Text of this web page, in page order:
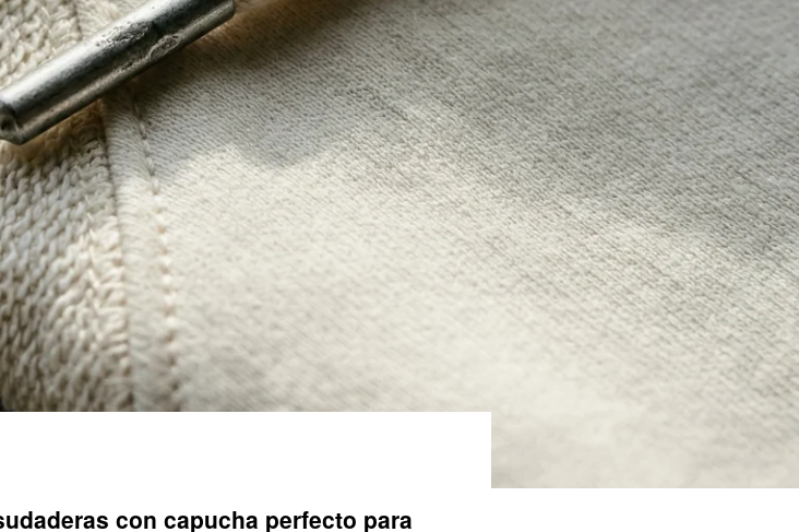
con capucha perfecto para